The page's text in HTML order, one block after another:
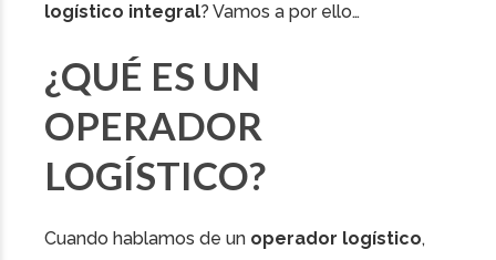
logístico integral? Vamos a por ello…
¿QUÉ ES UN
OPERADOR
LOGÍSTICO?
Cuando hablamos de un operador logístico,